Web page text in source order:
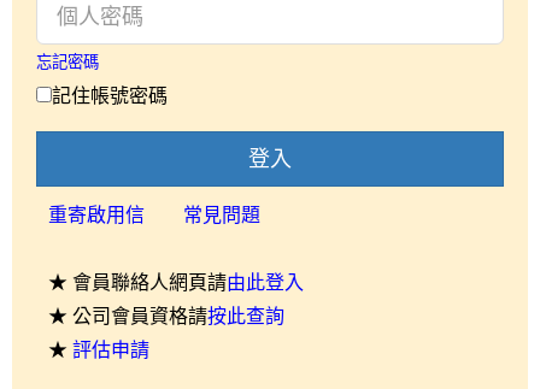
忘記密碼
記住帳號密碼
登入
重寄啟用信 常見問題
★ 會員聯絡人網頁請由此登入
★ 公司會員資格請按此查詢
★ 評估申請